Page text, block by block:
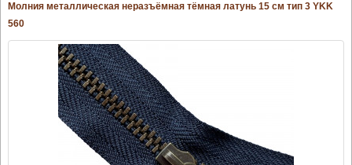
Молния металлическая неразъёмная тёмная латунь 15 см тип 3 YKK
560